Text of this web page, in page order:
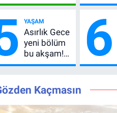
Beklentisi
Değişmedi
Kanalda?
Maçı Ne
Zaman, Saat
Kaçta,
Nereden
İzlenir?
YAŞAM
Asırlık Gece
yeni bölüm
bu akşam!
8. bölüm
TRT 1 canlı
nasıl izlenir?
6
Kaçmasın